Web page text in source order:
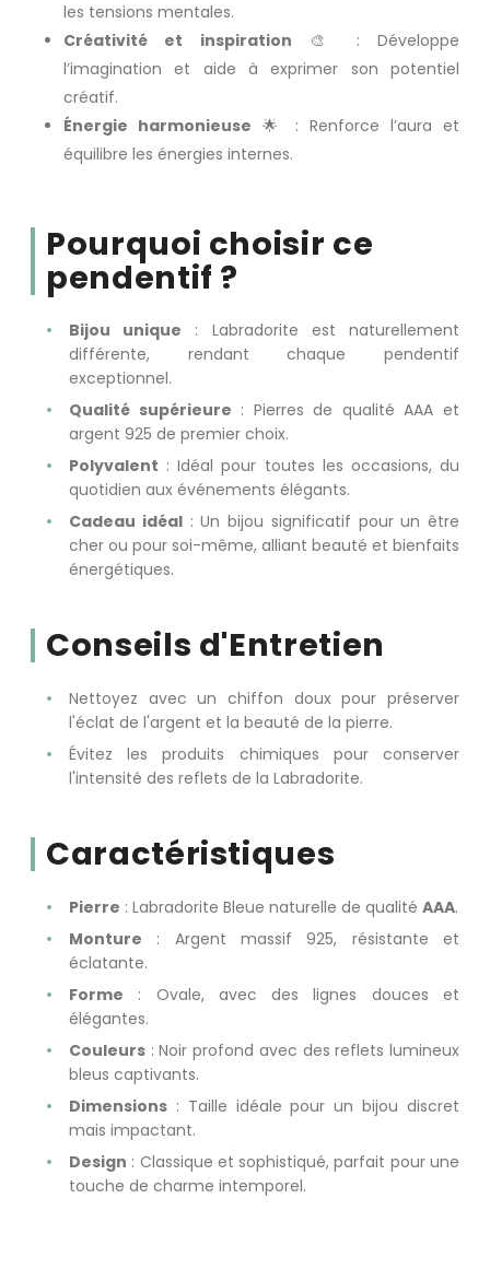
les tensions mentales.
Créativité et inspiration 🎨 : Développe
l’imagination et aide à exprimer son potentiel
créatif.
Énergie harmonieuse 🌟 : Renforce l’aura et
équilibre les énergies internes.
Pourquoi choisir ce
pendentif ?
Bijou unique : Labradorite est naturellement
différente, rendant chaque pendentif
exceptionnel.
Qualité supérieure : Pierres de qualité AAA et
argent 925 de premier choix.
Polyvalent : Idéal pour toutes les occasions, du
quotidien aux événements élégants.
Cadeau idéal: Un bijou significatif pour un être
cher ou pour soi-même, alliant beauté et bienfaits
énergétiques.
Conseils d'Entretien
Nettoyez avec un chiffon doux pour préserver
l'éclat de l'argent et la beauté de la pierre.
Évitez les produits chimiques pour conserver
l'intensité des reflets de la Labradorite.
Caractéristiques
Pierre : Labradorite Bleue naturelle de qualité AAA.
Monture : Argent massif 925, résistante et
éclatante.
Forme : Ovale, avec des lignes douces et
élégantes.
Couleurs : Noir profond avec des reflets lumineux
bleus captivants.
Dimensions : Taille idéale pour un bijou discret
mais impactant.
Design : Classique et sophistiqué, parfait pour une
touche de charme intemporel.